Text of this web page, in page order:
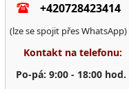
+420728423414
(lze se spojit přes WhatsApp)
Kontakt na telefonu:
Po-pá: 9:00 - 18:00 hod.